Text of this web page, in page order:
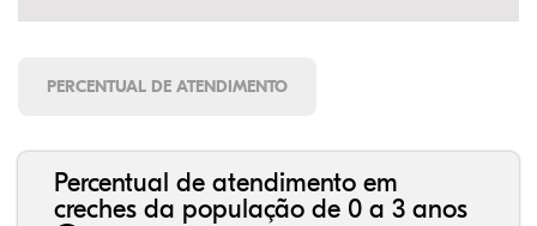
PERCENTUAL DE ATENDIMENTO
Percentual de atendimento em
creches da população de 0 a 3 anos